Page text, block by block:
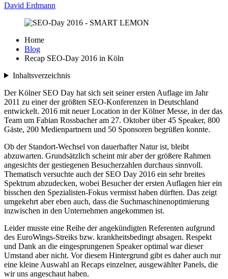
David Erdmann
Home
Blog
Recap SEO-Day 2016 in Köln
Inhaltsverzeichnis
Der Kölner SEO Day hat sich seit seiner ersten Auflage im Jahr
2011 zu einer der größten SEO-Konferenzen in Deutschland
entwickelt. 2016 mit neuer Location in der Kölner Messe, in der das
Team um Fabian Rossbacher am 27. Oktober über 45 Speaker, 800
Gäste, 200 Medienpartnern und 50 Sponsoren begrüßen konnte.
Ob der Standort-Wechsel von dauerhafter Natur ist, bleibt
abzuwarten. Grundsätzlich scheint mir aber der größere Rahmen
angesichts der gestiegenen Besucherzahlen durchaus sinnvoll.
Thematisch versuchte auch der SEO Day 2016 ein sehr breites
Spektrum abzudecken, wobei Besucher der ersten Auflagen hier ein
bisschen den Spezialisten-Fokus vermisst haben dürften. Das zeigt
umgekehrt aber eben auch, dass die Suchmaschinenoptimierung
inzwischen in den Unternehmen angekommen ist.
Leider musste eine Reihe der angekündigten Referenten aufgrund
des EuroWings-Streiks bzw. krankheitsbedingt absagen. Respekt
und Dank an die eingesprungenen Speaker optimal war dieser
Umstand aber nicht. Vor diesem Hintergrund gibt es daher auch nur
eine kleine Auswahl an Recaps einzelner, ausgewählter Panels, die
wir uns angeschaut haben.